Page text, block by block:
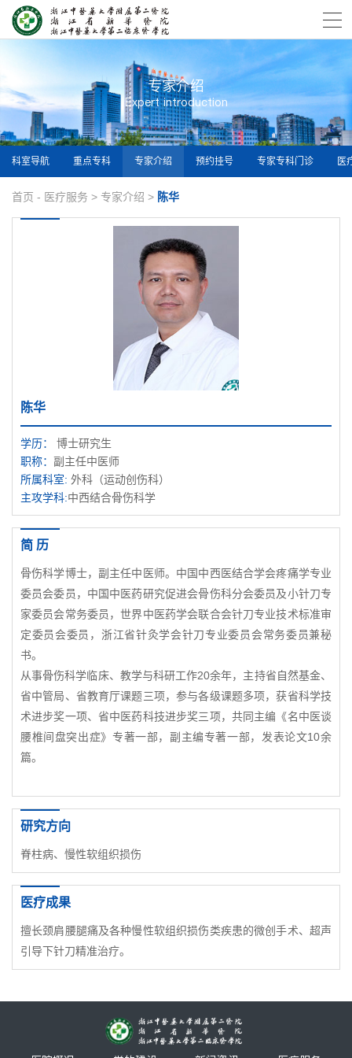
专家介绍
Expert introduction
科室导航 重点专科 专家介绍 预约挂号 专家专科门诊 医
首页 - 医疗服务 > 专家介绍 > 陈华
陈华
学历： 博士研究生
职称： 副主任中医师
所属科室: 外科（运动创伤科）
主攻学科:中西结合骨伤科学
简 历
骨伤科学博士，副主任中医师。中国中西医结合学会疼痛学专业
委员会委员，中国中医药研究促进会骨伤科分会委员及小针刀专
家委员会常务委员，世界中医药学会联合会针刀专业技术标准审
定委员会委员，浙江省针灸学会针刀专业委员会常务委员兼秘
书。
从事骨伤科学临床、教学与科研工作20余年，主持省自然基金、
省中管局、省教育厅课题三项，参与各级课题多项，获省科学技
术进步奖一项、省中医药科技进步奖三项，共同主编《名中医谈
腰椎间盘突出症》专著一部，副主编专著一部，发表论文10余
篇。
研究方向
脊柱病、慢性软组织损伤
医疗成果
擅长颈肩腰腿痛及各种慢性软组织损伤类疾患的微创手术、超声
引导下针刀精准治疗。